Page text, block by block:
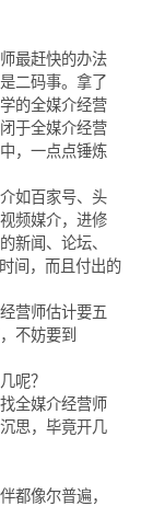
最赶快的办法
二码事。拿了
的全媒介经营
于全媒介经营
，一点点锤炼
如百家号、头
频媒介，进修
新闻、论坛、
间，而且付出的
营师估计要五
不妨要到
呢？
全媒介经营师
思，毕竟开几
都像尔普遍，